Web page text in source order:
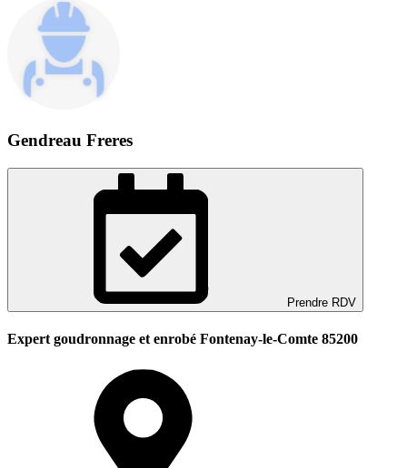
Gendreau Freres
Prendre RDV
Expert goudronnage et enrobé Fontenay-le-Comte 85200